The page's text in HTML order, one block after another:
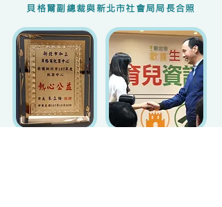
​貝格爾副總裁與新北市社會局局長合照